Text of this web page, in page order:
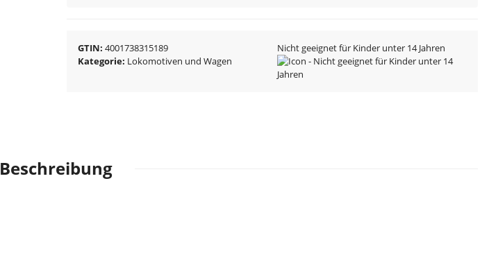
GTIN 4001738315189
Kategorie Lokomotiven und Wagen
Nicht geeignet für Kinder unter 14 Jahren
Beschreibung